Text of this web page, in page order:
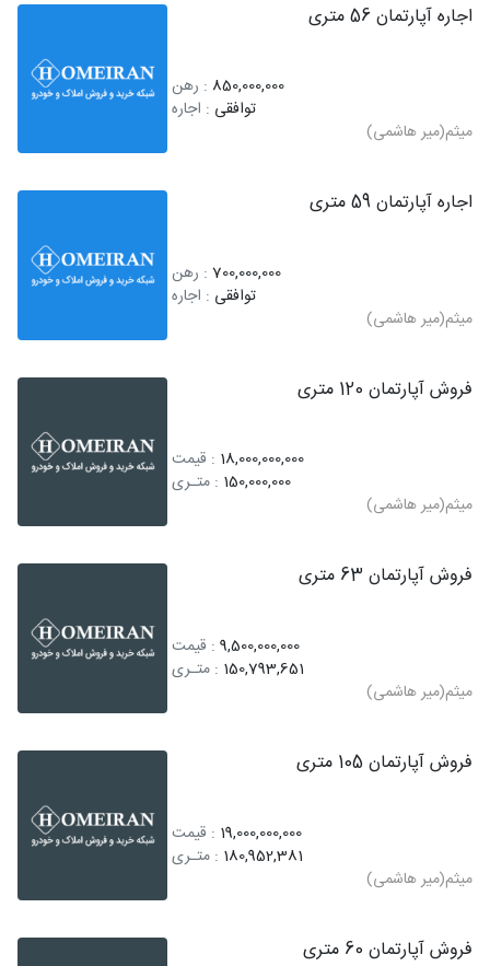
اجاره آپارتمان 56 متری
850,000,000 : رهن
توافقی : اجاره
میثم(میر هاشمی)
اجاره آپارتمان 59 متری
700,000,000 : رهن
توافقی : اجاره
میثم(میر هاشمی)
فروش آپارتمان 120 متری
18,000,000,000 : قیمت
150,000,000 : متـری
میثم(میر هاشمی)
فروش آپارتمان 63 متری
9,500,000,000 : قیمت
150,793,651 : متـری
میثم(میر هاشمی)
فروش آپارتمان 105 متری
19,000,000,000 : قیمت
180,952,381 : متـری
میثم(میر هاشمی)
فروش آپارتمان 60 متری